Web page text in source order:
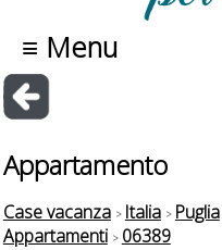
≡ Menu
Appartamento
Case vacanza Italia Puglia
Appartamenti
06389